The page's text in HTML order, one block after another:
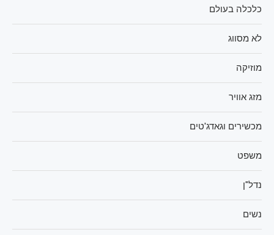
כלכלה בעולם
לא מסווג
מוזיקה
מזג אוויר
מכשירים וגאדג'טים
משפט
נדל"ן
נשים